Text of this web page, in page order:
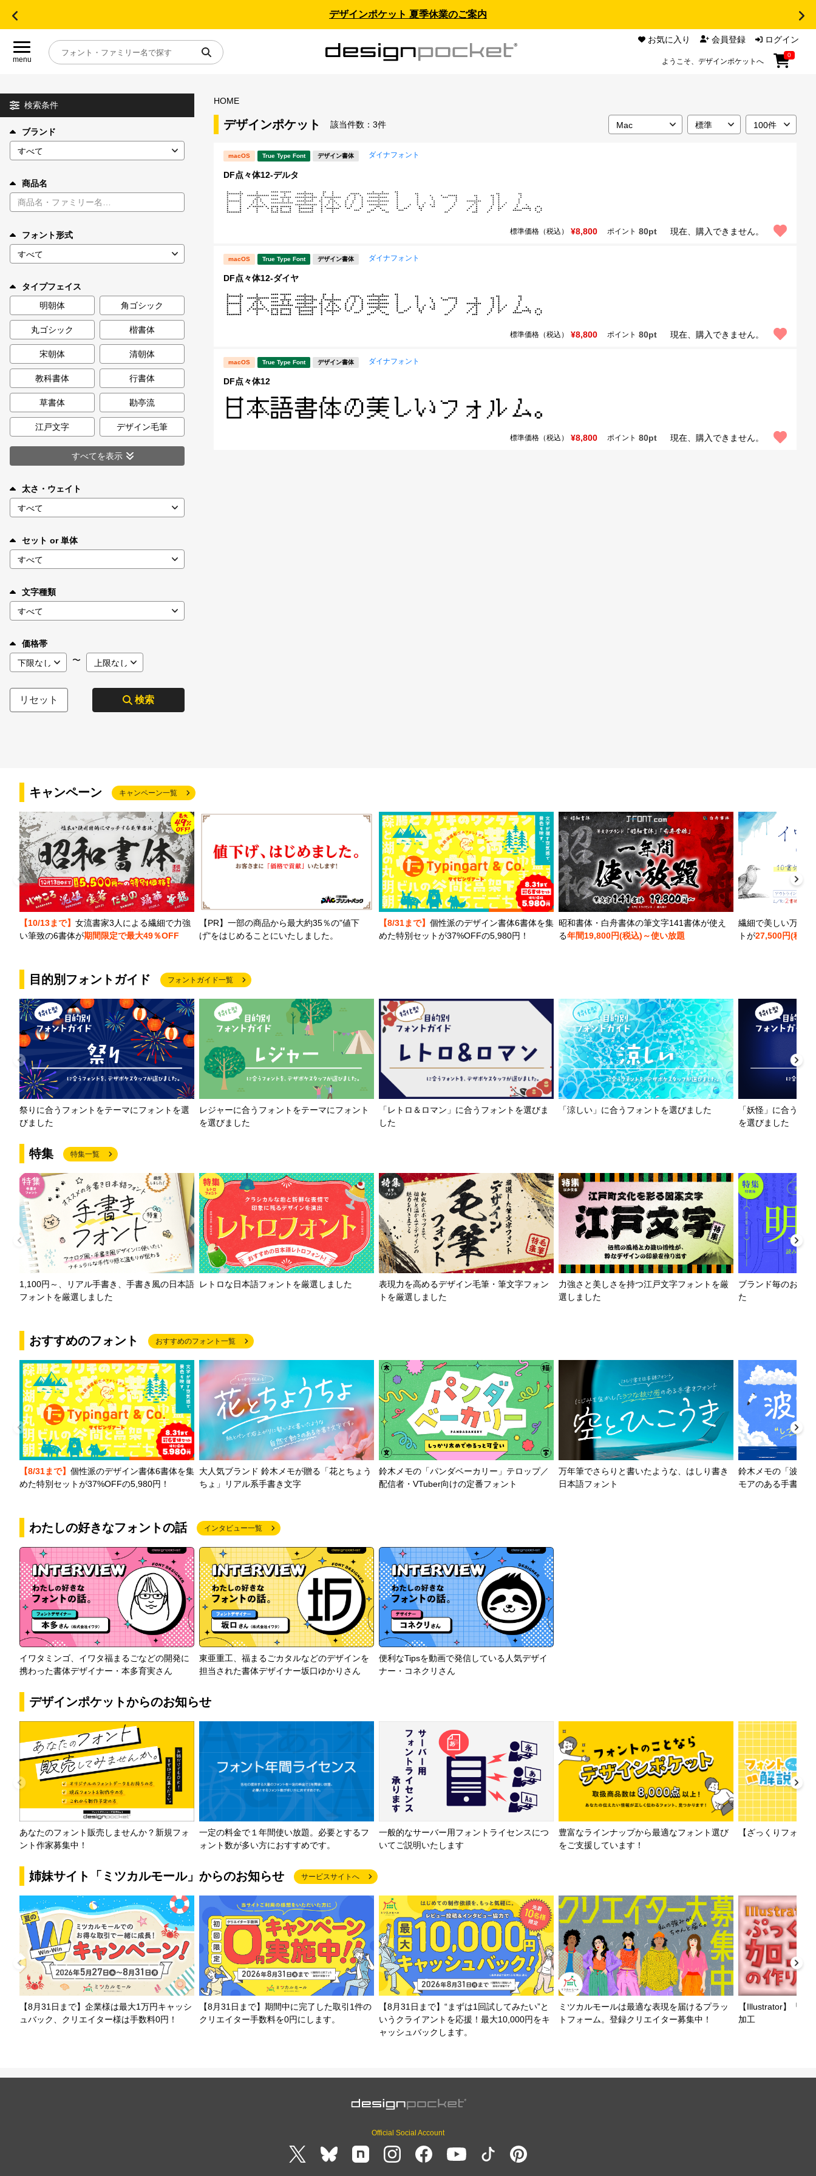
デザインポケット 夏季休業のご案内
menu
お気に入り 会員登録 ログイン
ようこそ、デザインポケットへ
0
目的別フォントガイド
特集
年間ライセンス商品
キャンペーン一覧
カート 0
マイページ
お気に入り
ご利用ガイド
お問い合わせ
検索条件
ブランド
商品名
フォント形式
タイプフェイス
明朝体
角ゴシック
丸ゴシック 楷書体
宋朝体 清朝体
教科書体 行書体
草書体 勘亭流
江戸文字 デザイン毛筆
すべてを表示
太さ・ウェイト
セット or 単体
文字種類
価格帯
〜
リセット 検索
HOME
デザインポケット 該当件数： 3件
macOS True Type Font デザイン書体 ダイナフォント
DF点々体12-デルタ
標準価格（税込） ¥8,800 ポイント 80pt 現在、購入できません。
macOS True Type Font デザイン書体 ダイナフォント
DF点々体12-ダイヤ
標準価格（税込） ¥8,800 ポイント 80pt 現在、購入できません。
macOS True Type Font デザイン書体 ダイナフォント
DF点々体12
標準価格（税込） ¥8,800 ポイント 80pt 現在、購入できません。
キャンペーン キャンペーン一覧
【10/13まで】 女流書家3人による繊細で力強
い筆致の6書体が期間限定で最大49％OFF
【PR】一部の商品から最大約35％の"値下
げ"をはじめることにいたしました。
【8/31まで】 個性派のデザイン書体6書体を集
めた特別セットが37%OFFの5,980円！
昭和書体・白舟書体の筆文字141書体が使え
る年間19,800円(税込)～使い放題
繊細で美しい万年
トが27,500円(税込)
目的別フォントガイド フォントガイド一覧
祭りに合うフォントをテーマにフォントを選
びました
レジャーに合うフォントをテーマにフォント
を選びました
「レトロ＆ロマン」に合うフォントを選びま
した
「涼しい」に合うフォントを選びました
「妖怪」に合うフ
を選びました
特集 特集一覧
1,100円～、リアル手書き、手書き風の日本語
フォントを厳選しました
レトロな日本語フォントを厳選しました
表現力を高めるデザイン毛筆・筆文字フォン
トを厳選しました
力強さと美しさを持つ江戸文字フォントを厳
選しました
ブランド毎のおす
た
おすすめのフォント おすすめのフォント一覧
【8/31まで】 個性派のデザイン書体6書体を集
めた特別セットが37%OFFの5,980円！
大人気ブランド 鈴木メモが贈る「花とちょう
ちょ」リアル系手書き文字
鈴木メモの「パンダベーカリー」テロップ／
配信者・VTuber向けの定番フォント
万年筆でさらりと書いたような、はしり書き
日本語フォント
鈴木メモの「波と
モアのある手書き
わたしの好きなフォントの話 インタビュー一覧
イワタミンゴ、イワタ福まるごなどの開発に
携わった書体デザイナー・本多育実さん
東亜重工、福まるごカタルなどのデザインを
担当された書体デザイナー坂口ゆかりさん
便利なTipsを動画で発信している人気デザイ
ナー・コネクリさん
デザインポケットからのお知らせ
あなたのフォント販売しませんか？新規フォ
ント作家募集中！
一定の料金で１年間使い放題。必要とするフ
ォント数が多い方におすすめです。
一般的なサーバー用フォントライセンスにつ
いてご説明いたします
豊富なラインナップから最適なフォント選び
をご支援しています！
【ざっくりフォン
姉妹サイト「ミツカルモール」からのお知らせ サービスサイトへ
【8月31日まで】企業様は最大1万円キャッシ
ュバック、クリエイター様は手数料0円！
【8月31日まで】期間中に完了した取引1件の
クリエイター手数料を0円にします。
【8月31日まで】“まずは1回試してみたい”と
いうクライアントを応援！最大10,000円をキ
ャッシュバックします。
ミツカルモールは最適な表現を届けるプラッ
トフォーム。登録クリエイター募集中！
【Illustrator】「3D
加工
Official Social Account